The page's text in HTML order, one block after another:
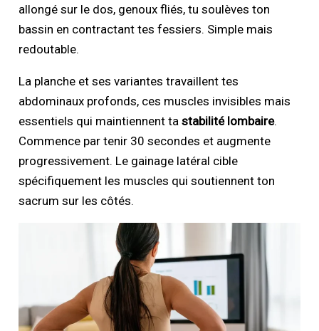
allongé sur le dos, genoux fliés, tu soulèves ton
bassin en contractant tes fessiers. Simple mais
redoutable.
La planche et ses variantes travaillent tes
abdominaux profonds, ces muscles invisibles mais
essentiels qui maintiennent tastabilité lombaire.
Commence par tenir 30 secondes et augmente
progressivement. Le gainage latéral cible
spécifiquement les muscles qui soutiennent ton
sacrum sur les côtés.